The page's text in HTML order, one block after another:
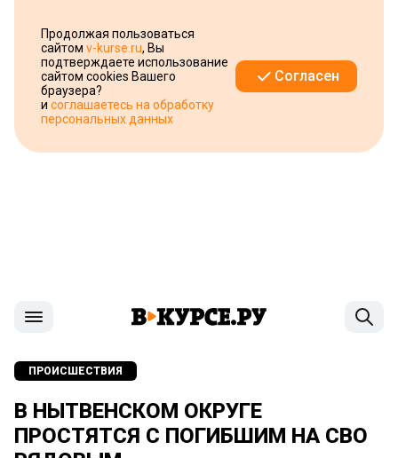
Продолжая пользоваться
сайтом v-kurse.ru, Вы
подтверждаете использование
сайтом cookies Вашего
браузера?
и соглашаетесь на обработку
персональных данных
Согласен
ПРОИСШЕСТВИЯ
В НЫТВЕНСКОМ ОКРУГЕ
ПРОСТЯТСЯ С ПОГИБШИМ НА СВО